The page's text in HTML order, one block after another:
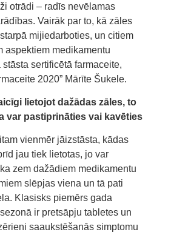
otrādi – radīs nevēlamas
Vairāk par to, kā zāles
mijiedarboties, un citiem
aspektiem medikamentu
stāsta sertificētā farmaceite,
2020” Mārīte Šukele.
lietojot dažādas zāles, to
var pastiprināties vai kavēties
vienmēr jāizstāsta, kādas
jau tiek lietotas, jo var
zem dažādiem medikamentu
slēpjas viena un tā pati
Klasisks piemērs gada
ir pretsāpju tabletes un
saaukstēšanās simptomu